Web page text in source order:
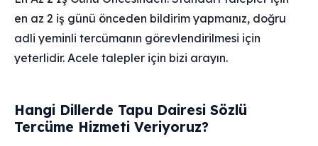
en az 2 iş günü önceden bildirim yapmanız, doğru
adli yeminli tercümanın görevlendirilmesi için
yeterlidir. Acele talepler için bizi arayın.
Hangi Dillerde Tapu Dairesi Sözlü
Tercüme Hizmeti Veriyoruz?